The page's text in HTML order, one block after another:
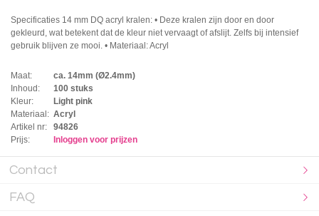
Specificaties 14 mm DQ acryl kralen: • Deze kralen zijn door en door
gekleurd, wat betekent dat de kleur niet vervaagt of afslijt. Zelfs bij intensief
gebruik blijven ze mooi. • Materiaal: Acryl
Maat:
ca. 14mm (Ø2.4mm)
Inhoud:
100 stuks
Kleur:
Light pink
Materiaal: Acryl
Artikel nr:
94826
Prijs:
Inloggen voor prijzen
Contact
FAQ